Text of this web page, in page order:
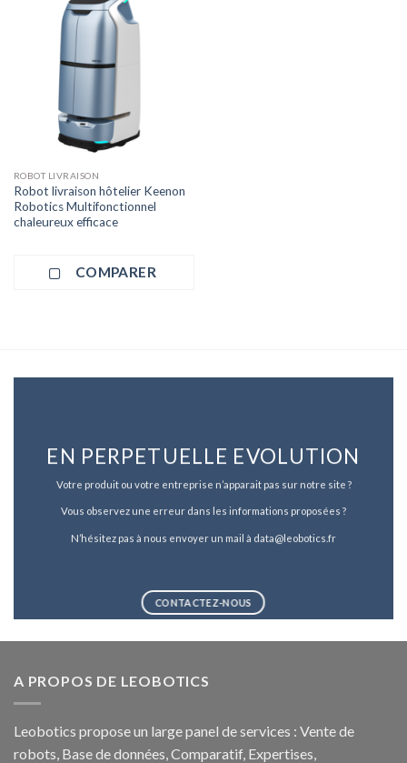
ROBOT LIVRAISON
Robot livraison hôtelier Keenon
Robotics Multifonctionnel
chaleureux efficace
COMPARER
EN PERPETUELLE EVOLUTION
Votre produit ou votre entreprise n’apparait pas sur notre site ?
Vous observez une erreur dans les informations proposées ?
N’hésitez pas à nous envoyer un mail à data@leobotics.fr
CONTACTEZ-NOUS
A PROPOS DE LEOBOTICS
Leobotics propose un large panel de services : Vente de
robots, Base de données, Comparatif, Expertises,